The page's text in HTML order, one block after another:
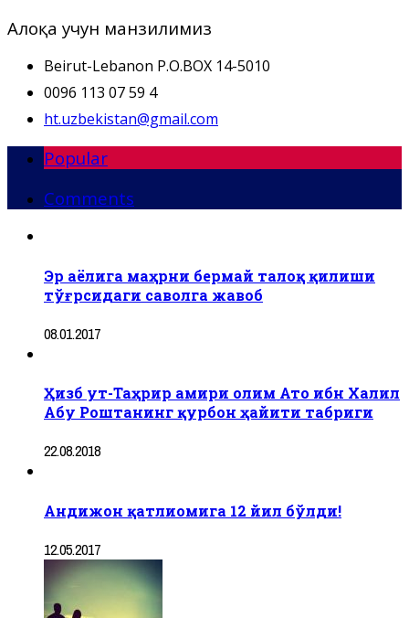
Алоқа учун манзилимиз
Beirut-Lebanon P.O.BOX 14-5010
0096 113 07 59 4
ht.uzbekistan@gmail.com
Popular
Comments
Эр аёлига маҳрни бермай талоқ қилиши
тўғрсидаги саволга жавоб
08.01.2017
Ҳизб ут-Таҳрир амири олим Ато ибн Халил
Абу Роштанинг қурбон ҳайити табриги
22.08.2018
Андижон қатлиомига 12 йил бўлди!
12.05.2017